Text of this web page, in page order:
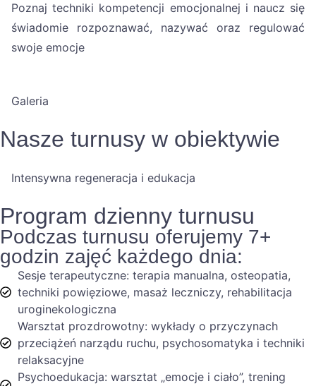
Poznaj techniki kompetencji emocjonalnej i naucz się
świadomie rozpoznawać, nazywać oraz regulować
swoje emocje
Galeria
Nasze turnusy w obiektywie
Intensywna regeneracja i edukacja
Program dzienny turnusu
Podczas turnusu oferujemy 7+
godzin zajęć każdego dnia:
Sesje terapeutyczne: terapia manualna, osteopatia,
techniki powięziowe, masaż leczniczy, rehabilitacja
uroginekologiczna
Warsztat prozdrowotny: wykłady o przyczynach
przeciążeń narządu ruchu, psychosomatyka i techniki
relaksacyjne
Psychoedukacja: warsztat „emocje i ciało”, trening